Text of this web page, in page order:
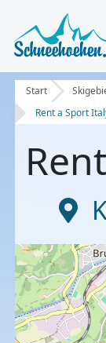
Start
Rent a Sport